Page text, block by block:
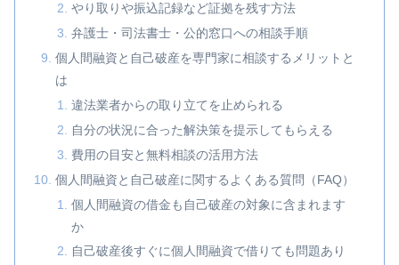
やり取りや振込記録など証拠を残す方法
弁護士・司法書士・公的窓口への相談手順
個人間融資と自己破産を専門家に相談するメリットと
は
違法業者からの取り立てを止められる
自分の状況に合った解決策を提示してもらえる
費用の目安と無料相談の活用方法
個人間融資と自己破産に関するよくある質問（FAQ）
個人間融資の借金も自己破産の対象に含まれます
か
自己破産後すぐに個人間融資で借りても問題あり